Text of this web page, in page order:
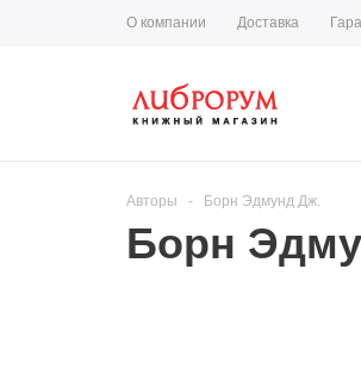
О компании Доставка
Авторы - Борн Эдмунд Дж.
Борн